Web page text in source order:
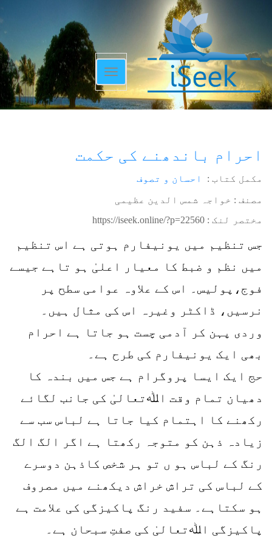
Toggle
navigation
احرام باندھنے کی حکمت
مکمل کتاب : احسان و تصوف
مصنف : خواجہ شمس الدین عظیمی
مختصر لنک : https://iseek.online/?p=22560
جس تنظیم میں یونیفارم ہوتی ہے اس تنظیم
میں نظم و ضبط کا معیار اعلیٰ ہو تاہے جیسے
فوج،پولیس۔ اس کے علاوہ عوامی سطح پر
نرسیں، ڈاکٹر وغیرہ اس کی مثال ہیں۔
وردی پہن کر آدمی چست ہو جاتا ہے احرام
بھی ایک یونیفارم کی طرح ہے۔
حج ایک ایسا پروگرام ہے جس میں بندہ کا
دھیان تمام وقت اﷲتعالیٰ کی جانب لگائے
رکھنے کا اہتمام کیا جاتا ہے لباس سب سے
زیادہ ذہن کو متوجہ رکھتا ہے اگر الگ الگ
رنگ کے لباس ہو ں تو ہر شخص کاذہن دوسرے
کے لباس کی تراش خراش دیکھنے میں مصروف
ہو سکتاہے۔ سفید رنگ پاکیزگی کی علامت ہے
پاکیزگی اﷲتعالیٰ کی صفتِ سبحان ہے۔